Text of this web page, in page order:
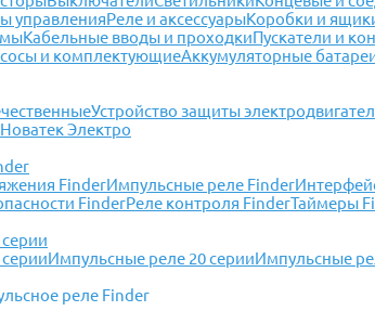
управленияРеле и аксессуарыКоробки и
Кабельные вводы и проходкиПускатели и
и комплектующиеАккумуляторные
Устройство защиты
Новатек Электро
FinderИмпульсные реле Finder
FinderРеле контроля FinderТаймеры
Импульсные реле 20 серииИмпульсные
реле Finder